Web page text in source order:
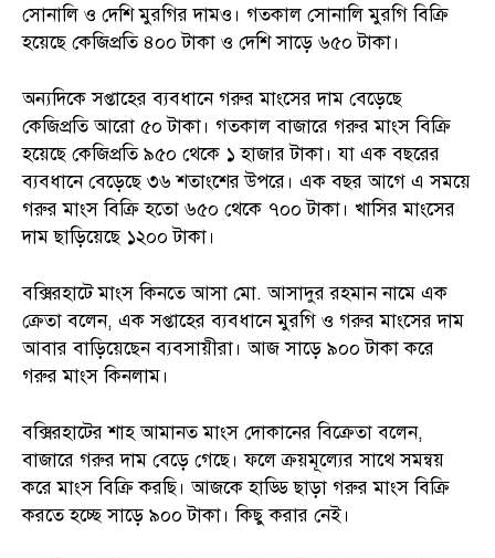
সোনালি ও দেশি মুরগির দামও। গতকাল সোনালি মুরগি বিক্রি
হয়েছে কেজিপ্রতি ৪০০ টাকা ও দেশি সাড়ে ৬৫০ টাকা।
অন্যদিকে সপ্তাহের ব্যবধানে গরুর মাংসের দাম বেড়েছে
কেজিপ্রতি আরো ৫০ টাকা। গতকাল বাজারে গরুর মাংস বিক্রি
হয়েছে কেজিপ্রতি ৯৫০ থেকে ১ হাজার টাকা। যা এক বছরের
ব্যবধানে বেড়েছে ৩৬ শতাংশের উপরে। এক বছর আগে এ সময়ে
গরুর মাংস বিক্রি হতো ৬৫০ থেকে ৭০০ টাকা। খাসির মাংসের
দাম ছাড়িয়েছে ১২০০ টাকা।
বক্সিরহাটে মাংস কিনতে আসা মো. আসাদুর রহমান নামে এক
ক্রেতা বলেন, এক সপ্তাহের ব্যবধানে মুরগি ও গরুর মাংসের দাম
আবার বাড়িয়েছেন ব্যবসায়ীরা। আজ সাড়ে ৯০০ টাকা করে
গরুর মাংস কিনলাম।
বক্সিরহাটের শাহ আমানত মাংস দোকানের বিক্রেতা বলেন,
বাজারে গরুর দাম বেড়ে গেছে। ফলে ক্রয়মূল্যের সাথে সমন্বয়
করে মাংস বিক্রি করছি। আজকে হাড্ডি ছাড়া গরুর মাংস বিক্রি
করতে হচ্ছে সাড়ে ৯০০ টাকা। কিছু করার নেই।